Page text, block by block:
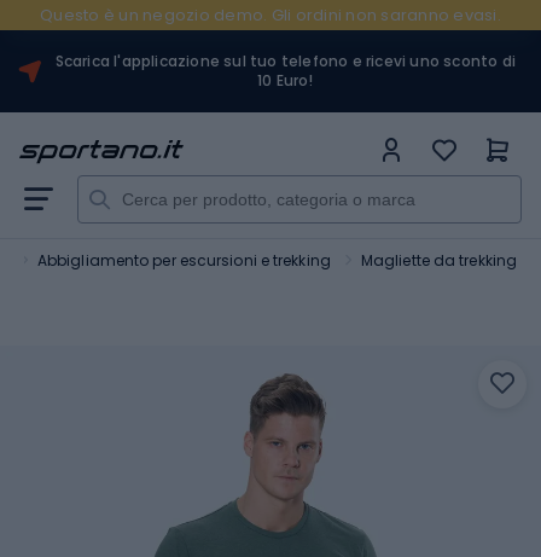
Questo è un negozio demo. Gli ordini non saranno evasi.
Scarica l'applicazione sul tuo telefono e ricevi uno sconto di
10 Euro!
Abbigliamento per escursioni e trekking Magliette da trekking